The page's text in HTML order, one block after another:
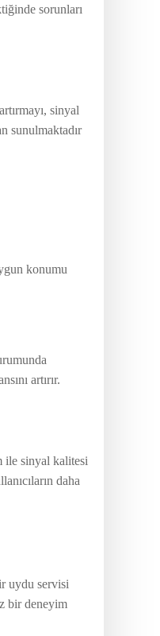
sorunları
sinyal
sunulmaktadır
konumu
artırır.
ile sinyal kalitesi
daha
uydu servisi
bir deneyim